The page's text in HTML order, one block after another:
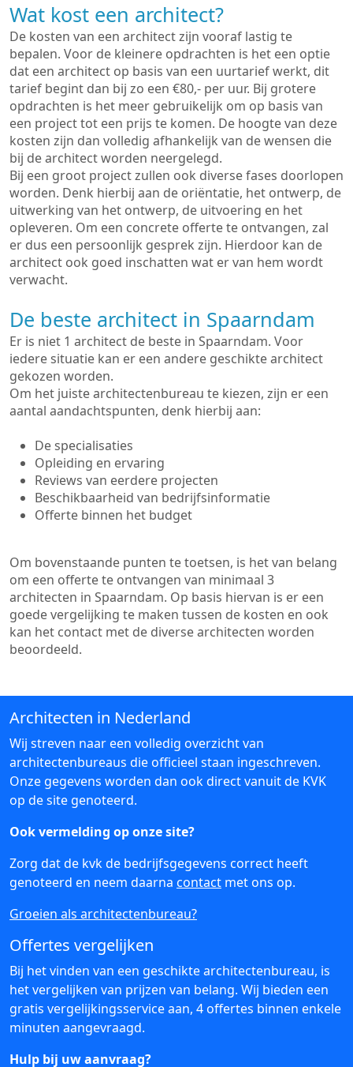
Wat kost een architect?
De kosten van een architect zijn vooraf lastig te
bepalen. Voor de kleinere opdrachten is het een optie
dat een architect op basis van een uurtarief werkt, dit
tarief begint dan bij zo een €80,- per uur. Bij grotere
opdrachten is het meer gebruikelijk om op basis van
een project tot een prijs te komen. De hoogte van deze
kosten zijn dan volledig afhankelijk van de wensen die
bij de architect worden neergelegd.
Bij een groot project zullen ook diverse fases doorlopen
worden. Denk hierbij aan de oriëntatie, het ontwerp, de
uitwerking van het ontwerp, de uitvoering en het
opleveren. Om een concrete offerte te ontvangen, zal
er dus een persoonlijk gesprek zijn. Hierdoor kan de
architect ook goed inschatten wat er van hem wordt
verwacht.
De beste architect in Spaarndam
Er is niet 1 architect de beste in Spaarndam. Voor
iedere situatie kan er een andere geschikte architect
gekozen worden.
Om het juiste architectenbureau te kiezen, zijn er een
aantal aandachtspunten, denk hierbij aan:
De specialisaties
Opleiding en ervaring
Reviews van eerdere projecten
Beschikbaarheid van bedrijfsinformatie
Offerte binnen het budget
Om bovenstaande punten te toetsen, is het van belang
om een offerte te ontvangen van minimaal 3
architecten in Spaarndam. Op basis hiervan is er een
goede vergelijking te maken tussen de kosten en ook
kan het contact met de diverse architecten worden
beoordeeld.
Architecten in Nederland
Wij streven naar een volledig overzicht van
architectenbureaus die officieel staan ingeschreven.
Onze gegevens worden dan ook direct vanuit de KVK
op de site genoteerd.
Ook vermelding op onze site?
Zorg dat de kvk de bedrijfsgegevens correct heeft
genoteerd en neem daarna contact met ons op.
Groeien als architectenbureau?
Offertes vergelijken
Bij het vinden van een geschikte architectenbureau, is
het vergelijken van prijzen van belang. Wij bieden een
gratis vergelijkingsservice aan, 4 offertes binnen enkele
minuten aangevraagd.
Hulp bij uw aanvraag?